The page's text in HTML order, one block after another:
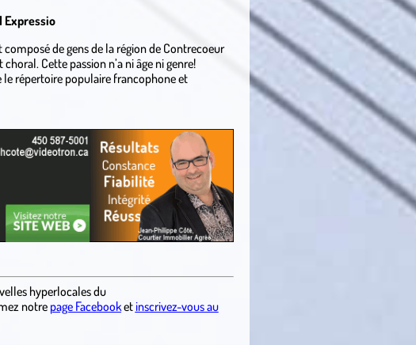
Expressio
composé de gens de la région de Contrecoeur
Cette passion n’a ni âge ni genre!
le répertoire populaire francophone et
hyperlocales du
notrepage Facebooketinscrivez-vous au